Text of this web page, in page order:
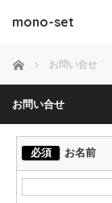
mono-set
ホーム お問い合せ
お問い合せ
必須 お名前